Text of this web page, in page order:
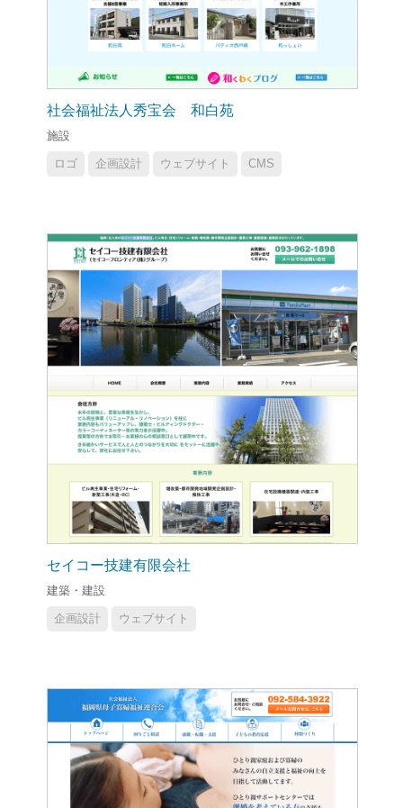
社会福祉法人秀宝会 和白苑
施設
ロゴ 企画設計 ウェブサイト CMS
セイコー技建有限会社
建築・建設
企画設計 ウェブサイト